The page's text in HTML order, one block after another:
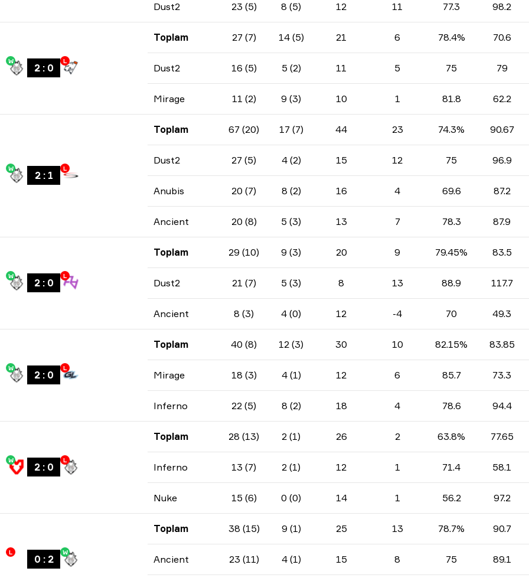
Dust2 23 (5) 8 (5) 12 11 77.3 98.2
W
2: 0
L
Toplam 27 (7) 14 (5) 21 6 78.4% 70.6
Dust2 16 (5) 5 (2) 11 5 75 79
Mirage 11 (2) 9 (3) 10 1 81.8 62.2
W
2: 1
L
Toplam 67 (20) 17 (7) 44 23 74.3% 90.67
Dust2 27 (5) 4 (2) 15 12 75 96.9
Anubis 20 (7) 8 (2) 16 4 69.6 87.2
Ancient 20 (8) 5 (3) 13 7 78.3 87.9
W
2: 0
L
Toplam 29 (10) 9 (3) 20 9 79.45% 83.5
Dust2 21 (7) 5 (3) 8 13 88.9 117.7
Ancient 8 (3) 4 (0) 12 -4 70 49.3
W
2: 0
L
Toplam 40 (8) 12 (3) 30 10 82.15% 83.85
Mirage 18 (3) 4 (1) 12 6 85.7 73.3
Inferno 22 (5) 8 (2) 18 4 78.6 94.4
W
2: 0
L
Toplam 28 (13) 2 (1) 26 2 63.8% 77.65
Inferno 13 (7) 2 (1) 12 1 71.4 58.1
Nuke 15 (6) 0 (0) 14 1 56.2 97.2
L
0 : 2
W
Toplam 38 (15) 9 (1) 25 13 78.7% 90.7
Ancient 23 (11) 4 (1) 15 8 75 89.1